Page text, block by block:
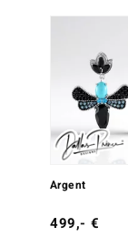
Argent
499,- €